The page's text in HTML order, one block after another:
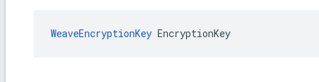
WeaveEncryptionKey EncryptionKey